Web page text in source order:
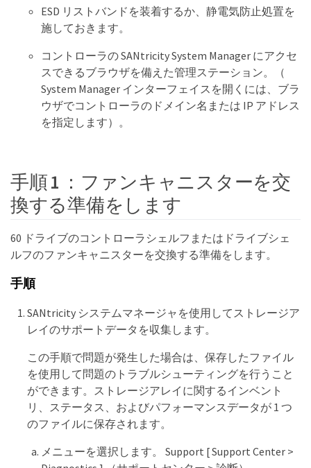
ESD リストバンドを装着するか、静電気防止処置を
施しておきます。
コントローラの SANtricity System Manager にアクセ
スできるブラウザを備えた管理ステーション。（
System Manager インターフェイスを開くには、ブラ
ウザでコントローラのドメイン名または IP アドレス
を指定します）。
手順 1 ：ファンキャニスターを交
換する準備をします
60 ドライブのコントローラシェルフまたはドライブシェ
ルフのファンキャニスターを交換する準備をします。
手順
SANtricity システムマネージャを使用してストレージア
レイのサポートデータを収集します。
この手順で問題が発生した場合は、保存したファイル
を使用して問題のトラブルシューティングを行うこと
ができます。ストレージアレイに関するインベント
リ、ステータス、およびパフォーマンスデータが 1 つ
のファイルに保存されます。
メニューを選択します。 Support [ Support Center >